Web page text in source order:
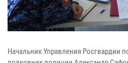
Начальник Управления Росгвардии